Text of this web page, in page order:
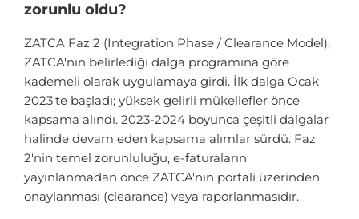
zorunlu oldu?
ZATCA Faz 2 (Integration Phase / Clearance Model),
ZATCA'nın belirlediği dalga programına göre
kademeli olarak uygulamaya girdi. İlk dalga Ocak
2023'te başladı; yüksek gelirli mükellefler önce
kapsama alındı. 2023-2024 boyunca çeşitli dalgalar
halinde devam eden kapsama alımlar sürdü. Faz
2'nin temel zorunluluğu, e-faturaların
yayınlanmadan önce ZATCA'nın portali üzerinden
onaylanması (clearance) veya raporlanmasıdır.